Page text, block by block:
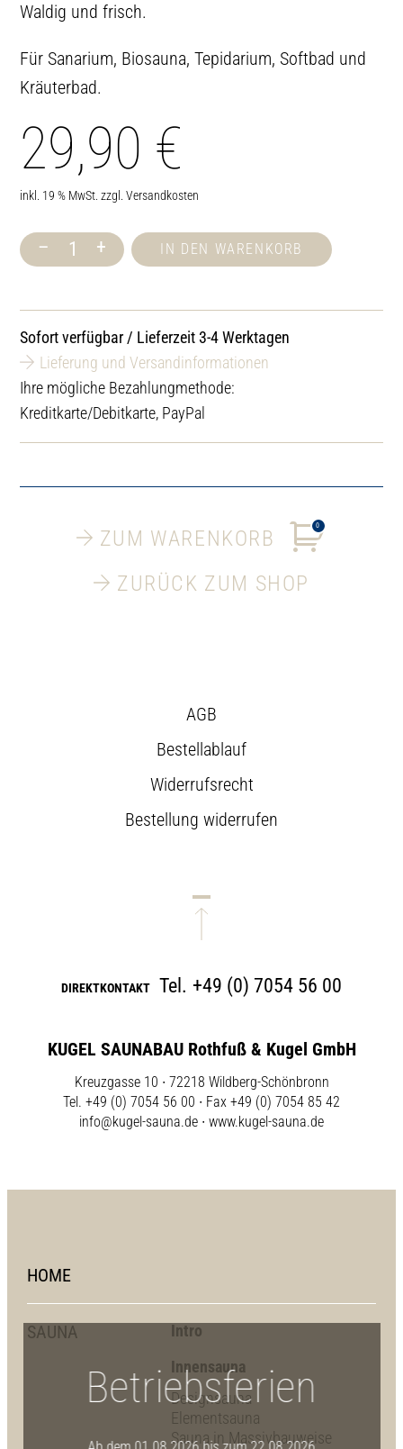
Waldig und frisch.
Für Sanarium, Biosauna, Tepidarium, Softbad und
Kräuterbad.
29,90 €
inkl. 19 % MwSt. zzgl.Versandkosten
Ätherisches
Menge
– + IN DEN WARENKORB
Sofort verfügbar / Lieferzeit 3-4 Werktagen
Lieferung und Versandinformationen
Ihre mögliche Bezahlungmethode:
Kreditkarte/Debitkarte, PayPal
ZUM WARENKORB 0
ZURÜCK ZUM SHOP
AGB
Bestellablauf
Widerrufsrecht
Bestellung widerrufen
DIREKTKONTAKT Tel. +49 (0) 7054 56 00
KUGEL SAUNABAU Rothfuß & Kugel GmbH
Kreuzgasse 10 ∙ 72218 Wildberg-Schönbronn
Tel. +49 (0) 7054 56 00 ∙ Fax +49 (0) 7054 85 42
info@kugel-sauna.de ∙ www.kugel-sauna.de
HOME
SAUNA
Intro
Innensauna
Designsauna
Elementsauna
Sauna in Massivbauweise
Betriebsferien